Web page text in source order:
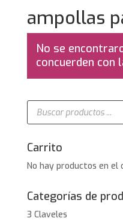
ampollas
No se
concuerden con
Búsqueda
productos
Carrito
No hay productos en el
Categorías de
3 Claveles